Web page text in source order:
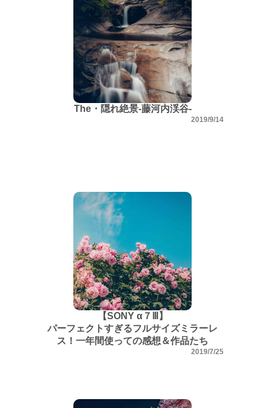
The・隠れ絶景-藤河内渓谷-
2019/9/14
【SONY α７Ⅲ】
パーフェクトすぎるフルサイズミラーレ
ス！一年間使っての感想＆作品たち
2019/7/25